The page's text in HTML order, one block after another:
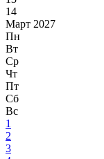
14
Март 2027
Пн
Вт
Ср
Чт
Пт
Сб
Вс
1
2
3